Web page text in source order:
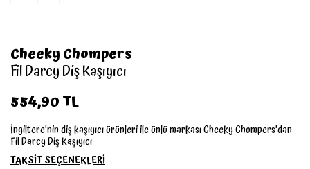
Cheeky Chompers
Fil Darcy Diş Kaşıyıcı
554,90 TL
İngiltere'nin diş kaşıyıcı ürünleri ile ünlü markası Cheeky Chompers'dan
Fil Darcy Diş Kaşıyıcı
TAKSİT SEÇENEKLERİ